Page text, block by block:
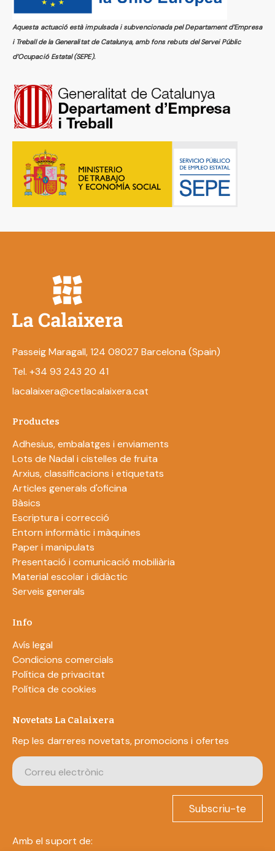
Aquesta actuació està impulsada i subvencionada pel Departament d’Empresa
i Treball de la Generalitat de Catalunya, amb fons rebuts del Servei Públic
d’Ocupació Estatal (SEPE).
Passeig Maragall, 124 08027 Barcelona (Spain)
Tel. +34 93 243 20 41
lacalaixera@cetlacalaixera.cat
Productes
Adhesius, embalatges i enviaments
Lots de Nadal i cistelles de fruita
Arxius, classificacions i etiquetats
Articles generals d'oficina
Bàsics
Escriptura i correcció
Entorn informàtic i màquines
Paper i manipulats
Presentació i comunicació mobiliària
Material escolar i didàctic
Serveis generals
Info
Avís legal
Condicions comercials
Política de privacitat
Política de cookies
Novetats La Calaixera
Rep les darreres novetats, promocions i ofertes
Subscriu-te
Amb el suport de: